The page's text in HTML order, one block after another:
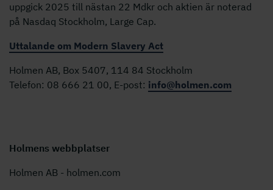
uppgick 2025 till nästan 22 Mdkr och aktien är noterad
på Nasdaq Stockholm, Large Cap.
Uttalande om Modern Slavery Act
Holmen AB, Box 5407, 114 84 Stockholm
Telefon: 08 666 21 00, E-post: info@holmen.com
Holmens webbplatser
Holmen AB - holmen.com